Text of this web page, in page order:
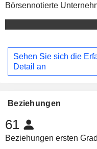
Börsennotierte
Sehen Sie sich die
Detail an
Beziehungen
61
Beziehungen ersten